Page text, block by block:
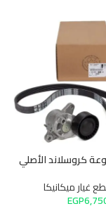
كروسلاند الأصلي
غيار ميكانيكا
EGP